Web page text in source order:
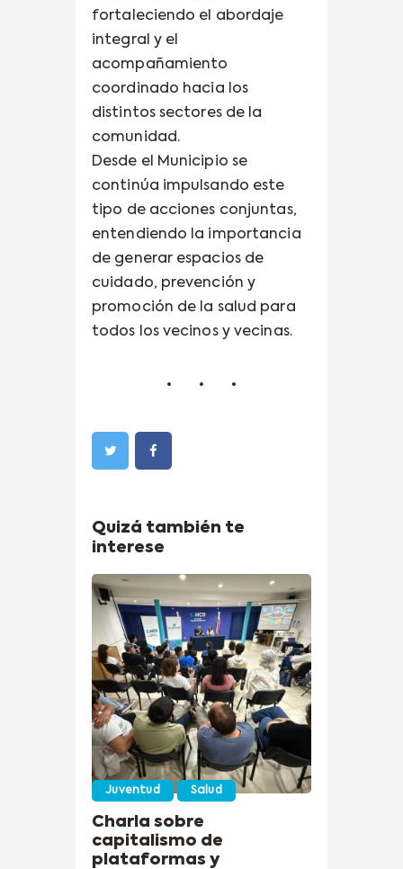
fortaleciendo el abordaje
integral y el
acompañamiento
coordinado hacia los
distintos sectores de la
comunidad.
Desde el Municipio se
continúa impulsando este
tipo de acciones conjuntas,
entendiendo la importancia
de generar espacios de
cuidado, prevención y
promoción de la salud para
todos los vecinos y vecinas.
Quizá también te
interese
Juventud Salud
Charla sobre
capitalismo de
plataformas y